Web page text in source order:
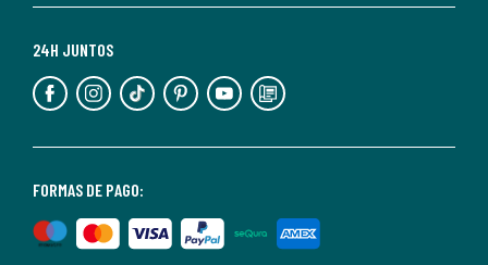
Para
información,
puedes
de
privacidad</2>.
FORMAS DE PAGO:
24H JUNTOS